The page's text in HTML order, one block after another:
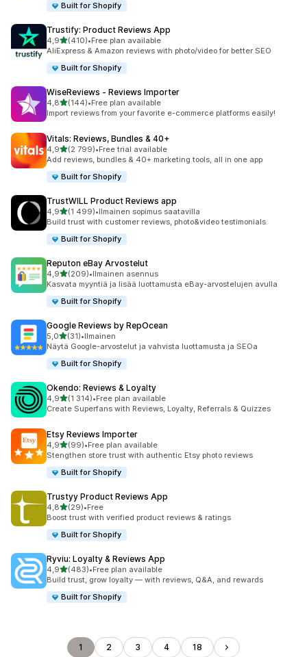
Built for Shopify
Trustify: Product Reviews App
4,9/ 5 tähteä
(410)
410 arvostelua yhteensä
•Free plan available
AliExpress & Amazon reviews with photo/video for better SEO
Built for Shopify
WiseReviews ‑ Reviews Importer
4,8/ 5 tähteä
(144)
144 arvostelua yhteensä
•Free plan available
Import reviews from your favorite e-commerce platforms easily!
Vitals: Reviews, Bundles & 40+
4,9/ 5 tähteä
(2 799)
2799 arvostelua yhteensä
•Free trial available
Add reviews, bundles & 40+ marketing tools, all in one app
Built for Shopify
TrustWILL Product Reviews app
4,9/ 5 tähteä
(1 499)
1499 arvostelua yhteensä
•Ilmainen sopimus saatavilla
Build trust with customer reviews, photo&video testimonials.
Built for Shopify
Reputon eBay Arvostelut
4,9/ 5 tähteä
(209)
209 arvostelua yhteensä
•Ilmainen asennus
Kasvata myyntiä ja lisää luottamusta eBay-arvostelujen avulla
Built for Shopify
Google Reviews by RepOcean
5,0/ 5 tähteä
(31)
31 arvostelua yhteensä
•Ilmainen
Näytä Google-arvostelut ja vahvista luottamusta ja SEOa
Built for Shopify
Okendo: Reviews & Loyalty
4,9/ 5 tähteä
(1 314)
1314 arvostelua yhteensä
•Free plan available
Create Superfans with Reviews, Loyalty, Referrals & Quizzes
Etsy Reviews Importer
4,9/ 5 tähteä
(99)
99 arvostelua yhteensä
•Free plan available
Stengthen store trust with authentic Etsy photo reviews
Built for Shopify
Trustyy Product Reviews App
4,8/ 5 tähteä
(29)
29 arvostelua yhteensä
•Free
Boost trust with verified product reviews & ratings
Built for Shopify
Ryviu: Loyalty & Reviews App
4,9/ 5 tähteä
(483)
483 arvostelua yhteensä
•Free plan available
Build trust, grow loyalty — with reviews, Q&A, and rewards
Built for Shopify
1 2 3 4 18